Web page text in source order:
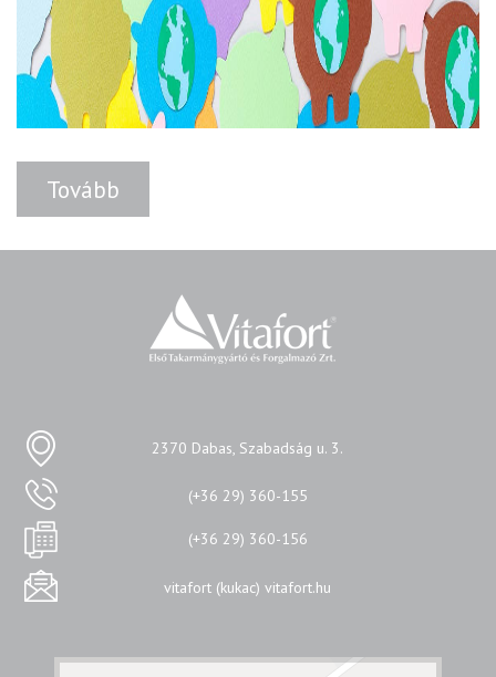
Tovább
2370 Dabas, Szabadság u. 3.
(+36 29) 360-155
(+36 29) 360-156
vitafort (kukac) vitafort.hu